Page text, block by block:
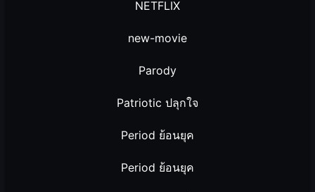
NETFLIX
new-movie
Parody
Patriotic ปลุกใจ
Period ย้อนยุค
Period ย้อนยุค